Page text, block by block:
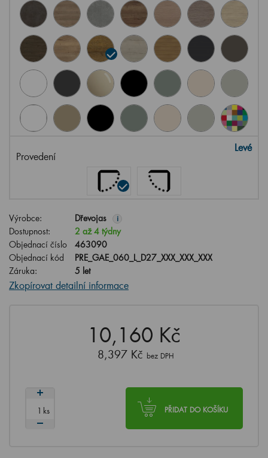
Provedení
Levé
Výrobce: Dřevojas i
Dostupnost:
2 až 4 týdny
Objednací číslo
463090
Objednací kód
PRE_GAE_060_L_D27_XXX_XXX_XXX
Záruka:
5 let
Zkopírovat detailní informace
10,160 Kč
8,397 Kč bez DPH
PŘIDAT DO KOŠÍKU
ks